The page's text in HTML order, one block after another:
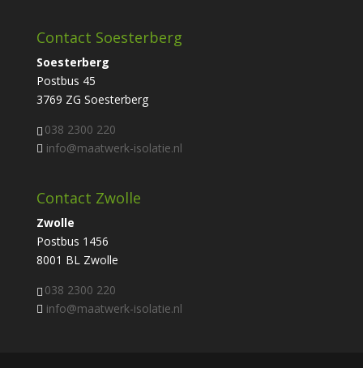
Contact Soesterberg
Soesterberg
Postbus 45
3769 ZG Soesterberg
038 2300 220
info@maatwerk-isolatie.nl
Contact Zwolle
Zwolle
Postbus 1456
8001 BL Zwolle
038 2300 220
info@maatwerk-isolatie.nl